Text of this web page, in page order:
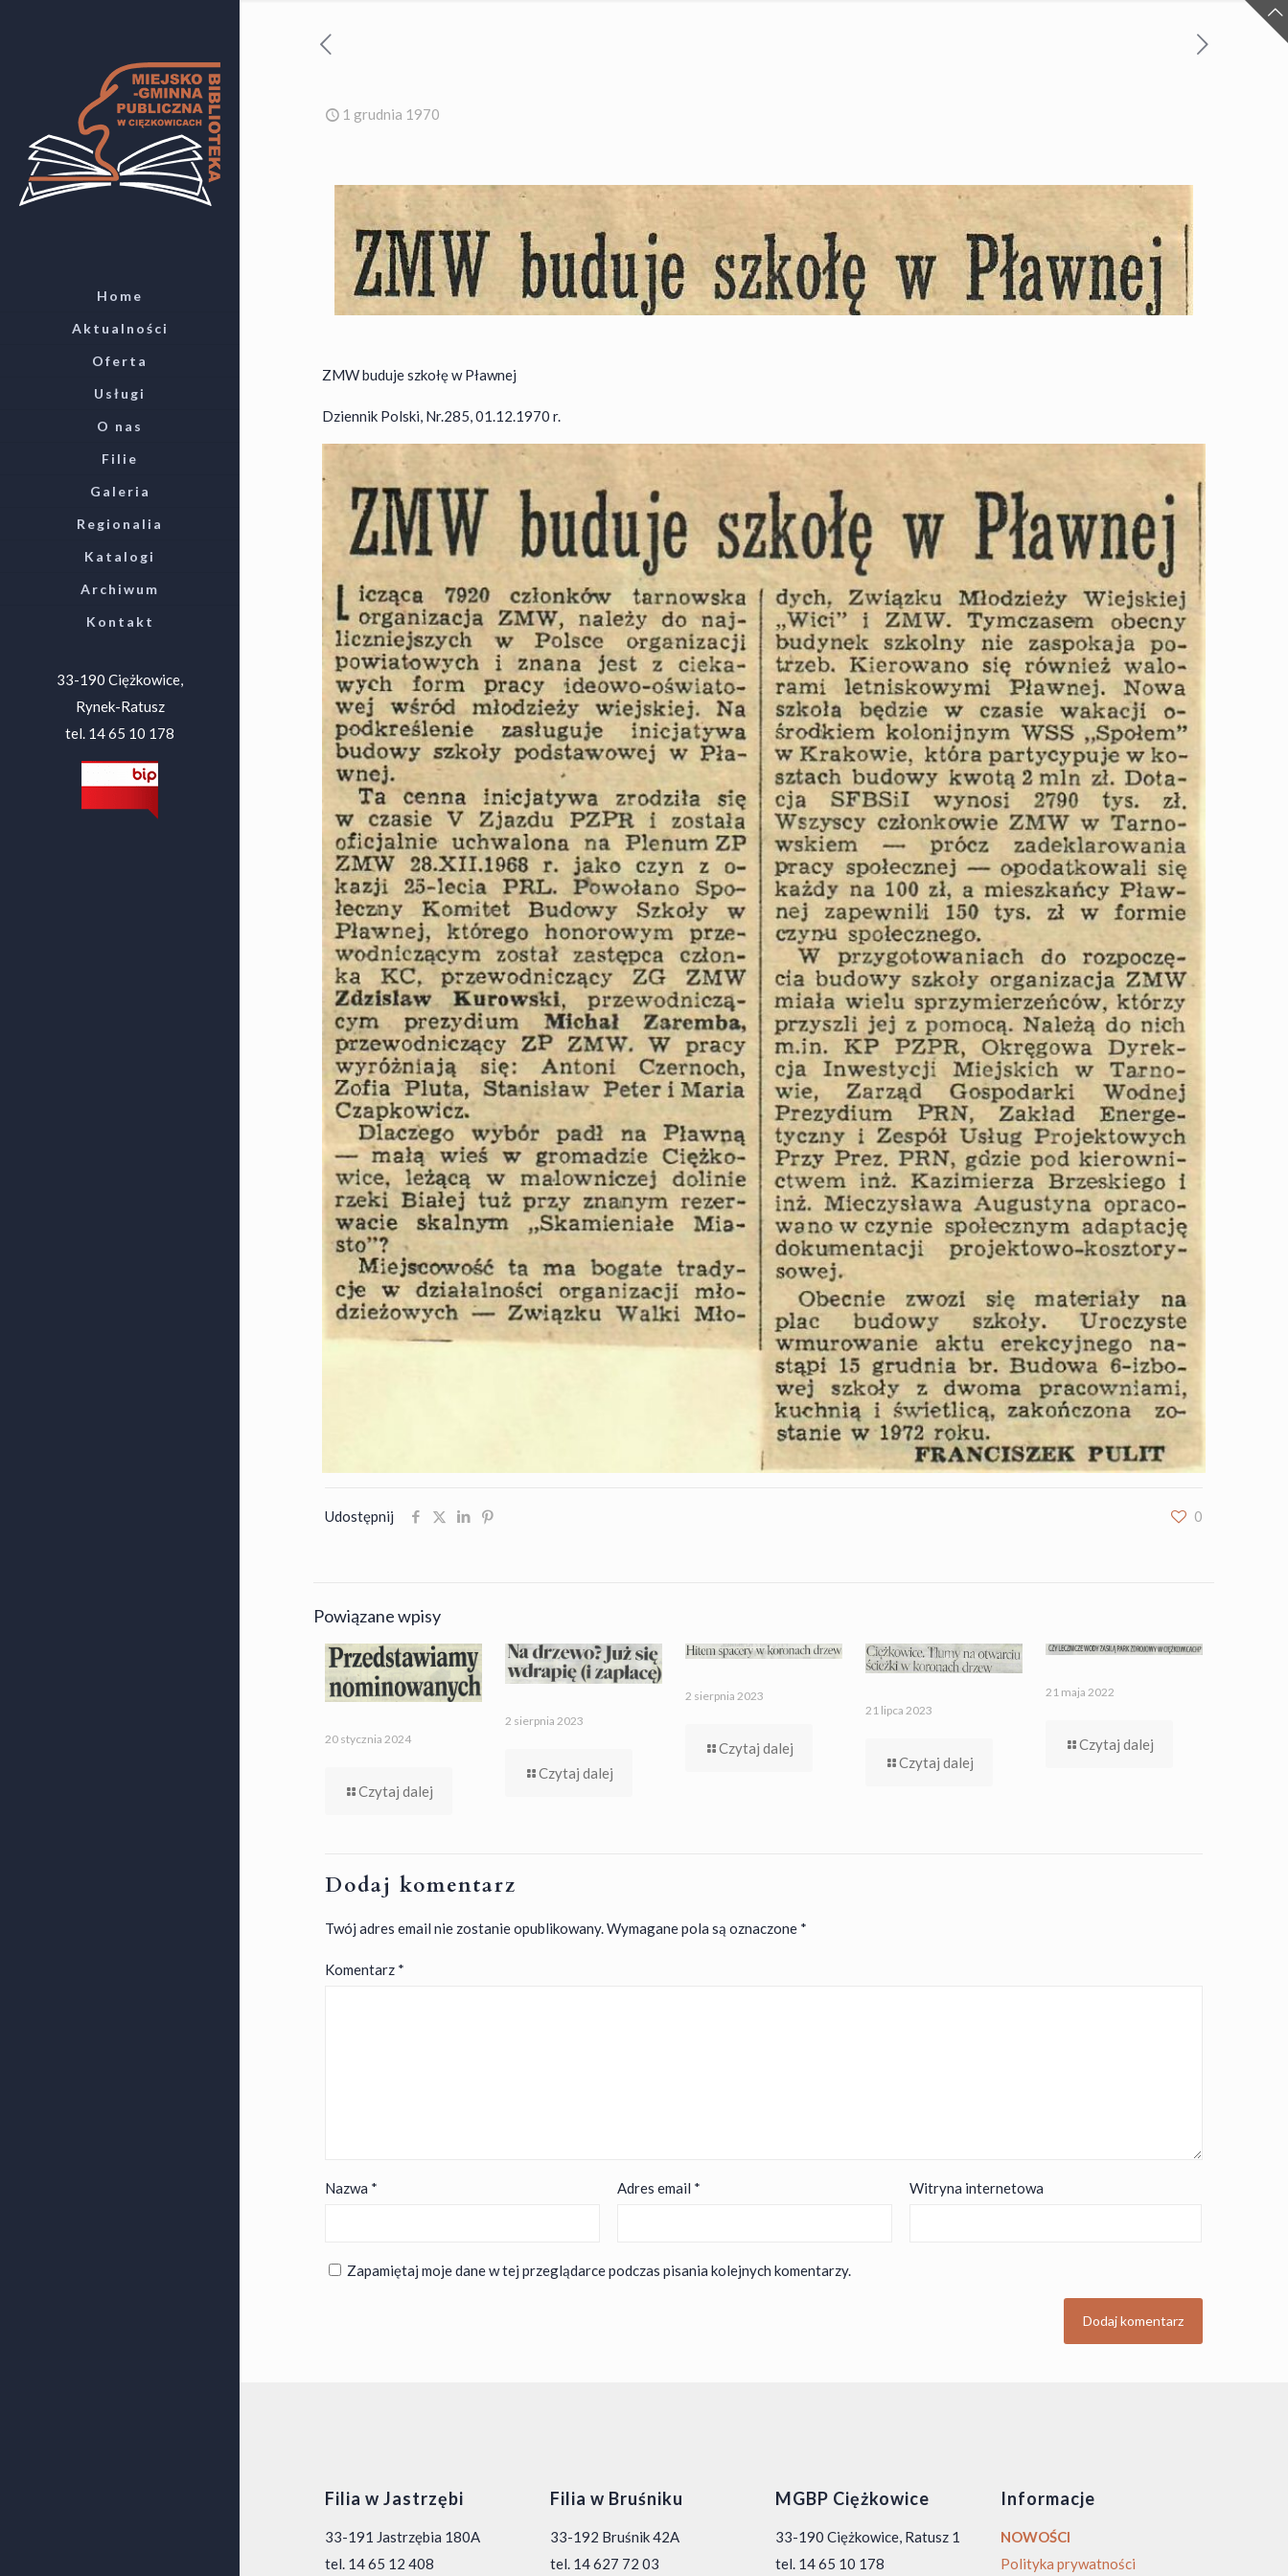
Home
Aktualności
Oferta
Usługi
O nas
Filie
Galeria
Regionalia
Katalogi
Archiwum
Kontakt
33-190 Ciężkowice,
Rynek-Ratusz
tel. 14 65 10 178
1 grudnia 1970
ZMW buduje szkołę w Pławnej
Dziennik Polski, Nr.285, 01.12.1970 r.
Udostępnij 0
Powiązane wpisy
20 stycznia 2024
Czytaj dalej
2 sierpnia 2023
Czytaj dalej
2 sierpnia 2023
Czytaj dalej
21 lipca 2023
Czytaj dalej
21 maja 2022
Czytaj dalej
Dodaj komentarz
Twój adres email nie zostanie opublikowany.Wymagane pola są oznaczone *
Komentarz *
Nazwa * Adres email * Witryna internetowa
Zapamiętaj moje dane w tej przeglądarce podczas pisania kolejnych komentarzy.
Filia w Jastrzębi
33-191 Jastrzębia 180A
tel. 14 65 12 408
Filia w Bruśniku
33-192 Bruśnik 42A
tel. 14 627 72 03
MGBP Ciężkowice
33-190 Ciężkowice, Ratusz 1
tel. 14 65 10 178
Informacje
NOWOŚCI
Polityka prywatności